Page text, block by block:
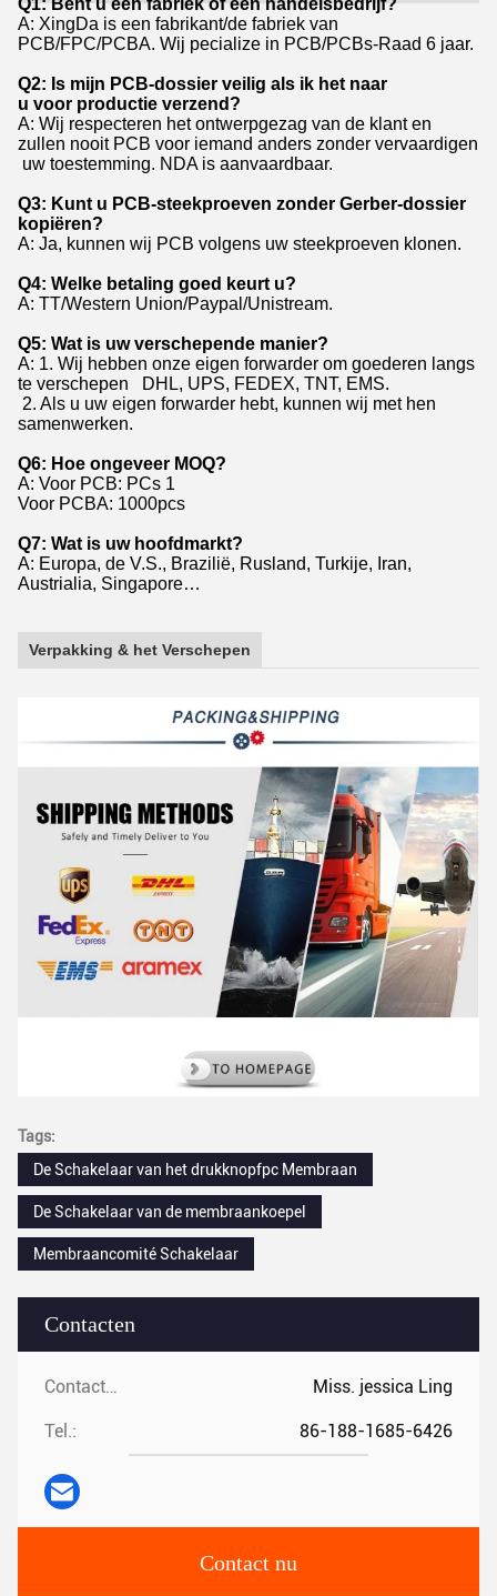
Contacten
Contacten: Miss. jessica Ling
Tel.: 86-188-1685-6426
Contact nu
A: XingDa is een fabrikant/de fabriek van
PCB/FPC/PCBA. Wij pecialize in PCB/PCBs-Raad 6 jaar.
Q2: Is mijn PCB-dossier veilig als ik het naar
u voor productie verzend?
A: Wij respecteren het ontwerpgezag van de klant en
zullen nooit PCB voor iemand anders zonder vervaardigen
uw toestemming. NDA is aanvaardbaar.
Q3: Kunt u PCB-steekproeven zonder Gerber-dossier
kopiëren?
A: Ja, kunnen wij PCB volgens uw steekproeven klonen.
Q4: Welke betaling goed keurt u?
A: TT/Western Union/Paypal/Unistream.
Q5: Wat is uw verschepende manier?
A: 1. Wij hebben onze eigen forwarder om goederen langs
te verschepen DHL, UPS, FEDEX, TNT, EMS.
2. Als u uw eigen forwarder hebt, kunnen wij met hen
samenwerken.
Q6: Hoe ongeveer MOQ?
A: Voor PCB: PCs 1
Voor PCBA: 1000pcs
Q7: Wat is uw hoofdmarkt?
A: Europa, de V.S., Brazilië, Rusland, Turkije, Iran,
Austrialia, Singapore…
Verpakking & het Verschepen
Tags:
De Schakelaar van het drukknopfpc Membraan
De Schakelaar van de membraankoepel
Membraancomité Schakelaar